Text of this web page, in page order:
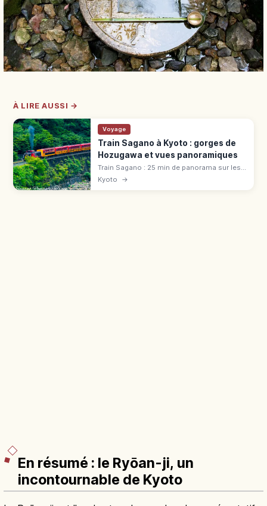
À LIRE AUSSI →
Voyage
Train Sagano à Kyoto : gorges de
Hozugawa et vues panoramiques
Train Sagano : 25 min de panorama sur les
gorges de Hozugawa (7,3 km). Tarif 880 ¥,
voiture « The Rich », réservation cerisiers et
Kyoto →
En résumé : le Ryōan-ji, un
incontournable de Kyoto